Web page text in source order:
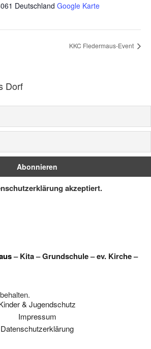
Deutschland Google Karte
KKC Fledermaus-Event
Dorf
akzeptiert.
–Kita–Grundschule–ev. Kirche–
& Jugendschutz
Impressum
Datenschutzerklärung